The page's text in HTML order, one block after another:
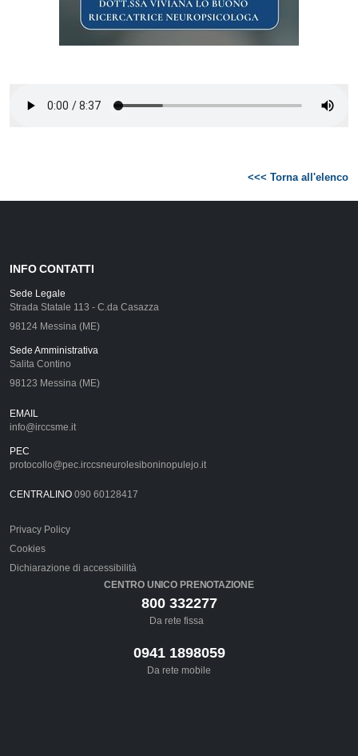
<<< Torna all'elenco
INFO CONTATTI
Sede Legale
Strada Statale 113 - C.da Casazza
98124 Messina (ME)
Sede Amministrativa
Salita Contino
98123 Messina (ME)
EMAIL
info@irccsme.it
PEC
protocollo@pec.irccsneurolesiboninopulejo.it
CENTRALINO 090 60128417
Privacy Policy
Cookies
Dichiarazione di accessibilità
CENTRO UNICO PRENOTAZIONE
800 332277
Da rete fissa
0941 1898059
Da rete mobile